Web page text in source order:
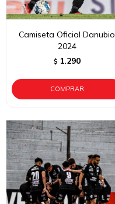
Camiseta Oficial Danubio
2024
$ 1.290